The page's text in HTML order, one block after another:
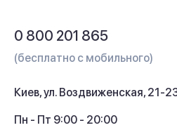
Кэшбек
0 800 201 865
(бесплатно с мобильного)
Киев, ул. Воздвиженская, 21-
Пн - Пт 9:00 - 20:00